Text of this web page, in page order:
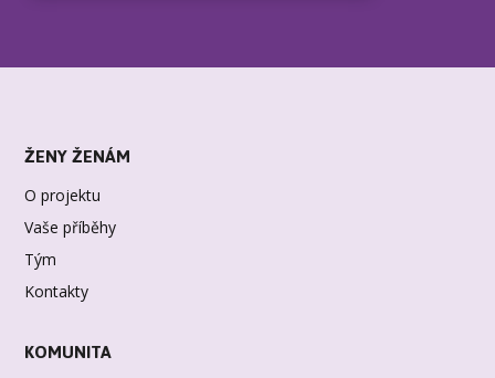
ŽENY ŽENÁM
O projektu
Vaše příběhy
Tým
Kontakty
KOMUNITA